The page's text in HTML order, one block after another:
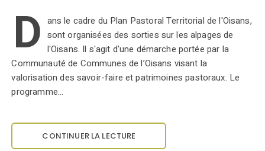
D ans le cadre du Plan Pastoral Territorial de l'Oisans,
sont organisées des sorties sur les alpages de
l'Oisans. Il s'agit d'une démarche portée par la
Communauté de Communes de l’Oisans visant la
valorisation des savoir-faire et patrimoines pastoraux. Le
programme…
CONTINUER LA LECTURE